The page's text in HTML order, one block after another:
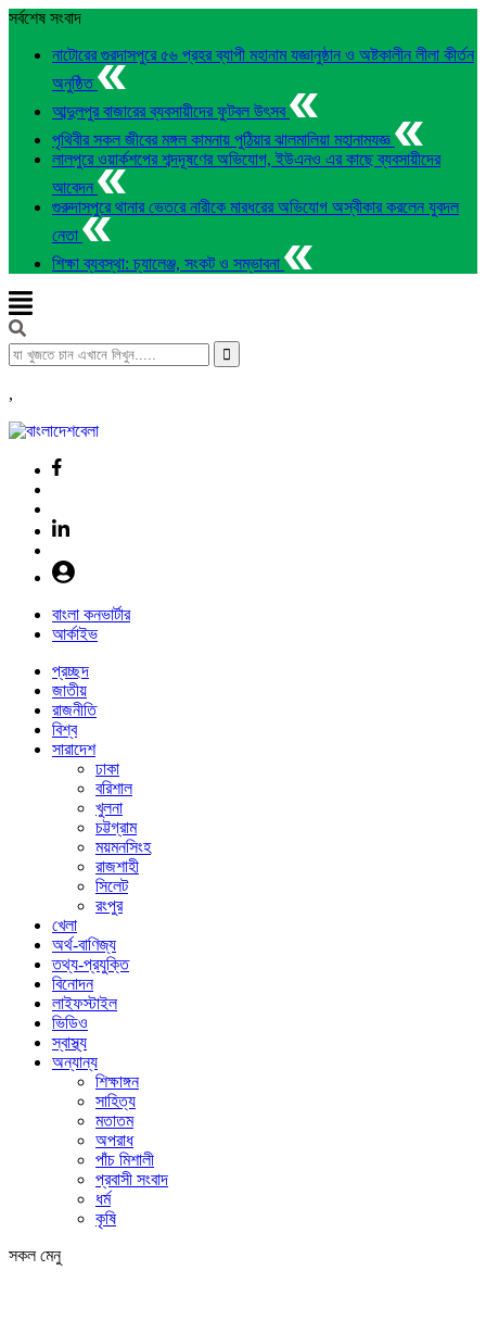
সর্বশেষ সংবাদ
নাটোরের গুরদাসপুরে ৫৬ প্রহর ব্যাপী মহানাম যজ্ঞানুষ্ঠান ও অষ্টকালীন লীলা কীর্তন
অনুষ্ঠিত
আব্দুলপুর বাজারের ব্যবসায়ীদের ফুটবল উৎসব
পৃথিবীর সকল জীবের মঙ্গল কামনায় পুঠিয়ার ঝালমালিয়া মহানামযজ্ঞ
লালপুরে ওয়ার্কশপের শব্দদূষণের অভিযোগ, ইউএনও এর কাছে ব্যবসায়ীদের
আবেদন
গুরুদাসপুরে থানার ভেতরে নারীকে মারধরের অভিযোগ অস্বীকার করলেন যুবদল
নেতা
শিক্ষা ব্যবস্থা: চ্যালেঞ্জ, সংকট ও সম্ভাবনা
,
বাংলা কনভার্টার
আর্কাইভ
প্রচ্ছদ
জাতীয়
রাজনীতি
বিশ্ব
সারাদেশ
ঢাকা
বরিশাল
খুলনা
চট্টগ্রাম
ময়মনসিংহ
রাজশাহী
সিলেট
রংপুর
খেলা
অর্থ-বাণিজ্য
তথ্য-প্রযুক্তি
বিনোদন
লাইফস্টাইল
ভিডিও
স্বাস্থ্য
অন্যান্য
শিক্ষাঙ্গন
সাহিত্য
মতাতম
অপরাধ
পাঁচ মিশালী
প্রবাসী সংবাদ
ধর্ম
কৃষি
সকল মেনু